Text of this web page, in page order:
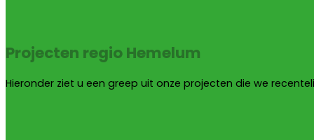
Projecten regio Hemelum
Hieronder ziet u een greep uit onze projecten die we